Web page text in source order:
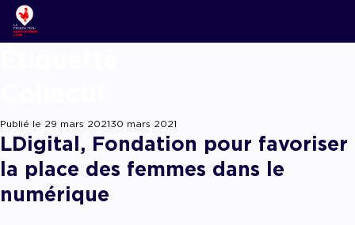
Les
Agenda
La Prépa
Offres
Publié le 29 mars 202130 mars 2021
LDigital, Fondation pour favoriser
la place des femmes dans le
numérique